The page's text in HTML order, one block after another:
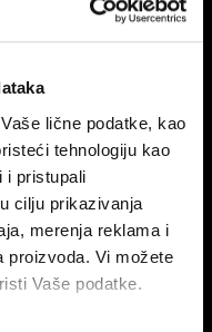
lične podatke, kao
tehnologiju kao
i pristupali
cilju prikazivanja
merenja reklama i
proizvoda. Vi možete
Vaše podatke.
od 20
Ormuski
je od plana da
koji prolazi kroz
Vašingtona iz
odustane od toga.